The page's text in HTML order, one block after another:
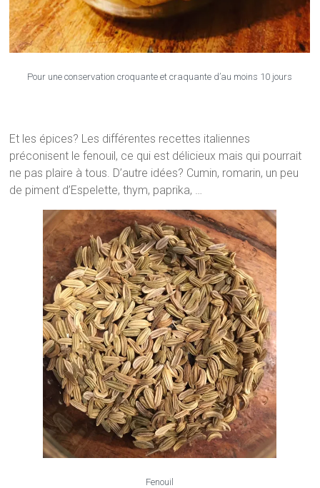
Pour une conservation croquante et craquante d’au moins 10 jours
Et les épices? Les différentes recettes italiennes
préconisent le fenouil, ce qui est délicieux mais qui pourrait
ne pas plaire à tous. D’autre idées? Cumin, romarin, un peu
de piment d’Espelette, thym, paprika, …
Fenouil